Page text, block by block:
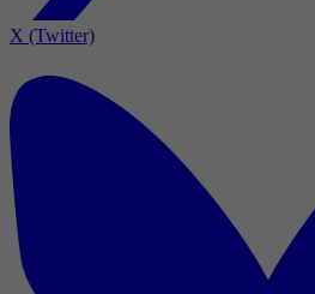
X (Twitter)